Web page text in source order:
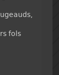
fols